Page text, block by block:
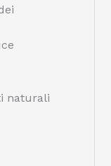
naturali